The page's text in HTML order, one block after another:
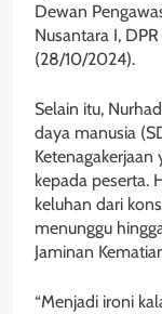
Dewan
Nusantara I,
(28/10/2024).
Selain itu,
daya manusia
kepada peserta.
keluhan dari
menunggu
Jaminan
“Menjadi ironi